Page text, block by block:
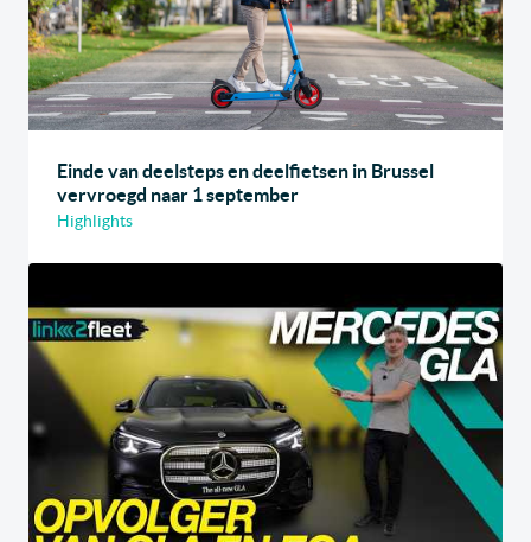
Einde van deelsteps en deelfietsen in Brussel
vervroegd naar 1 september
Highlights